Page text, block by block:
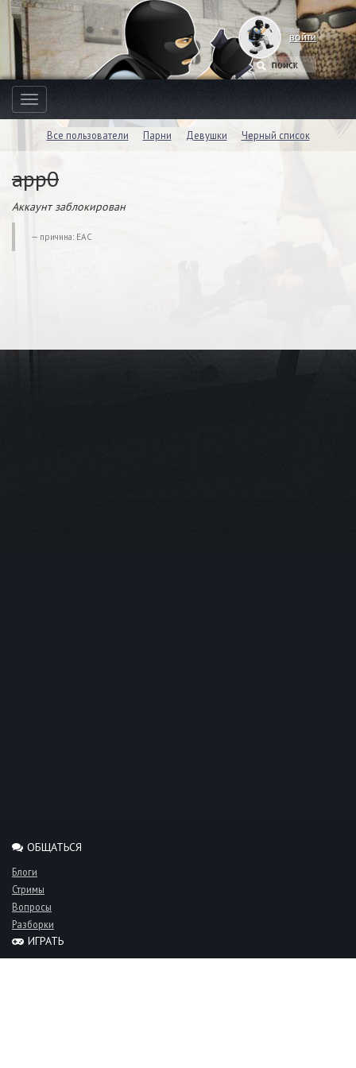
войти
Toggle
navigation
Все пользователи Парни Девушки Черный список
app0
Аккаунт заблокирован
причина: EAC
ОБЩАТЬСЯ
Блоги
Стримы
Вопросы
Разборки
ИГРАТЬ